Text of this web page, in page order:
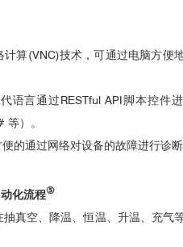
计算(VNC)技术，可通过电脑方便
语言通过RESTful API脚本控件
等）。
的通过网络对设备的故障进行诊断
化流程⑤
真空、降温、恒温、升温、充气